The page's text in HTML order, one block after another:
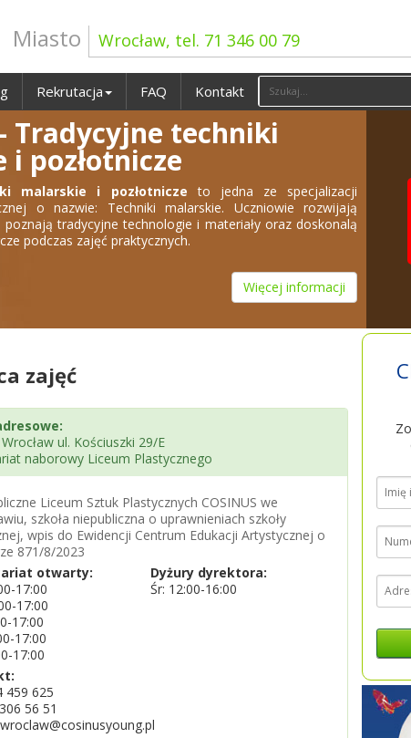
Miasto Wrocław, tel. 71 346 00 79
Rekrutacja FAQ Kontakt
Tradycyjne techniki
pozłotnicze
malarskie i pozłotniczeto jedna ze specjalizacji
o nazwie: Techniki malarskie. Uczniowie rozwijają
tradycyjne technologie i materiały oraz doskonalą
podczas zajęć praktycznych.
Więcej informacji
zajęć
ul. Kościuszki 29/E
naborowy Liceum Plastycznego
Liceum Sztuk Plastycznych COSINUS we
szkoła niepubliczna o uprawnieniach szkoły
wpis do Ewidencji Centrum Edukacji Artystycznej o
871/8/2023
otwarty:
17:00
17:00
17:00
17:00
17:00
Dyżury dyrektora:
Śr: 12:00-16:00
459 625
56 51